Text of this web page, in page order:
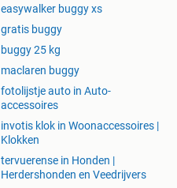
easywalker buggy xs
gratis buggy
buggy 25 kg
maclaren buggy
fotolijstje auto in Auto-
accessoires
invotis klok in Woonaccessoires |
Klokken
tervuerense in Honden |
Herdershonden en Veedrijvers